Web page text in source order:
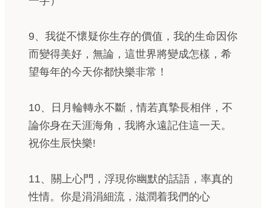
9、我從不懷疑你生存的價值，我的生命因你
而變得美好，無論，這世界將變成怎樣，希
望每年的今天你都快樂非常！
10、日月輪轉永不斷，情若真摯長相伴，不
論你身在天涯海角，我將永遠記住這一天。
祝你生辰快樂!
11、關上心門，浮現你幽默的話語，率真的
性情。你是涓涓細流，滋潤着我們的心